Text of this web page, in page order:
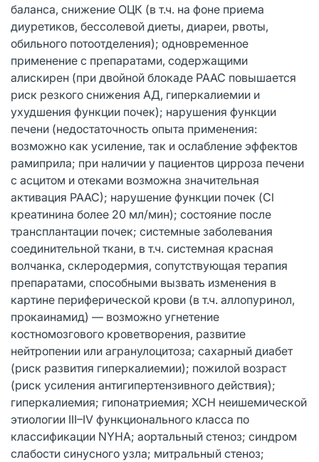
баланса, снижение ОЦК (в т.ч. на фоне приема
диуретиков, бессолевой диеты, диареи, рвоты,
обильного потоотделения); одновременное
применение с препаратами, содержащими
алискирен (при двойной блокаде РААС повышается
риск резкого снижения АД, гиперкалиемии и
ухудшения функции почек); нарушения функции
печени (недостаточность опыта применения:
возможно как усиление, так и ослабление эффектов
рамиприла; при наличии у пациентов цирроза печени
с асцитом и отеками возможна значительная
активация РААС); нарушение функции почек (Cl
креатинина более 20 мл/мин); состояние после
трансплантации почек; системные заболевания
соединительной ткани, в т.ч. системная красная
волчанка, склеродермия, сопутствующая терапия
препаратами, способными вызвать изменения в
картине периферической крови (в т.ч. аллопуринол,
прокаинамид) — возможно угнетение
костномозгового кроветворения, развитие
нейтропении или агранулоцитоза; сахарный диабет
(риск развития гиперкалиемии); пожилой возраст
(риск усиления антигипертензивного действия);
гиперкалиемия; гипонатриемия; ХСН неишемической
этиологии III–IV функционального класса по
классификации NYHA; аортальный стеноз; синдром
слабости синусного узла; митральный стеноз;